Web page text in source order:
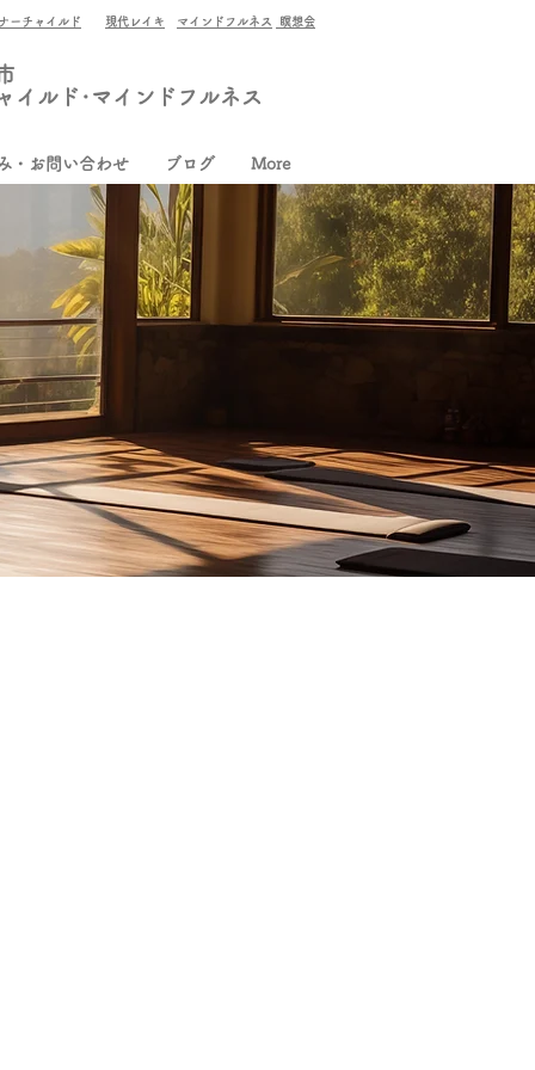
ーチャイルド 現代レイキ マインドフルネス 瞑想会
イルド･マインドフルネス
・お問い合わせ ブログ More